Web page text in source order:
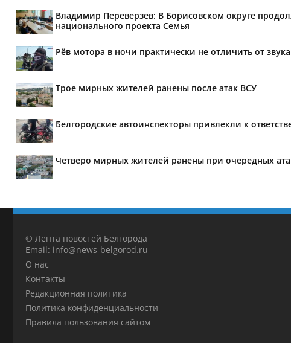
Владимир Переверзев: В Борисовском округе
национального проекта Семья
Рёв мотора в ночи практически не отличить от
Трое мирных жителей ранены после атак ВСУ
Белгородские автоинспекторы привлекли к
Четверо мирных жителей ранены при очередных
© Лента новостей Белгорода
Email: info@news-belgorod.ru
О нас
Контакты
Редакционная политика
Политика конфиденциальности
Правила пользования сайтом